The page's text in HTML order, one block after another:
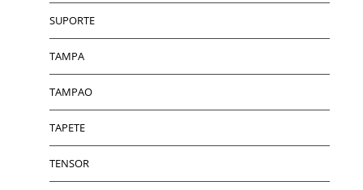
SUPORTE
TAMPA
TAMPAO
TAPETE
TENSOR